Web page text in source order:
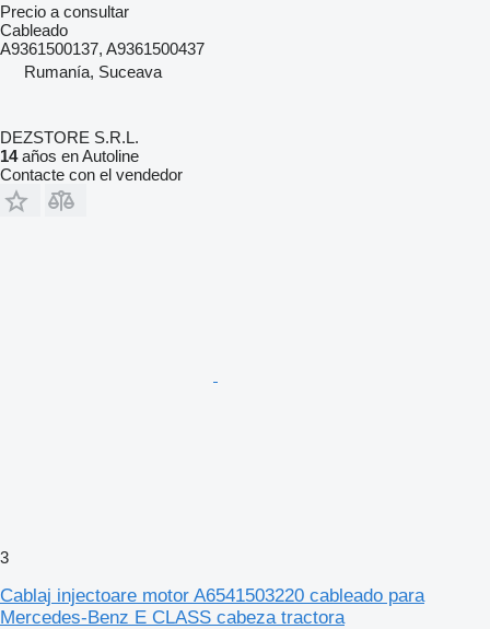
Precio a consultar
Cableado
A9361500137, A9361500437
Rumanía, Suceava
DEZSTORE S.R.L.
14años en Autoline
Contacte con el vendedor
3
Cablaj injectoare motor A6541503220 cableado para
Mercedes-Benz E CLASS cabeza tractora